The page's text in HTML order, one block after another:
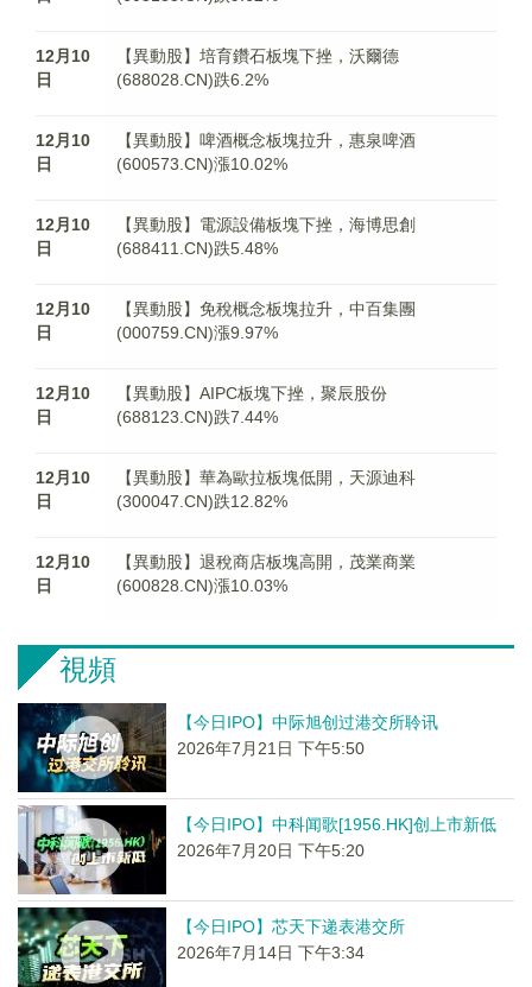
12月10
日
【異動股】培育鑽石板塊下挫，沃爾德
(688028.CN)跌6.2%
12月10
日
【異動股】啤酒概念板塊拉升，惠泉啤酒
(600573.CN)漲10.02%
12月10
日
【異動股】電源設備板塊下挫，海博思創
(688411.CN)跌5.48%
12月10
日
【異動股】免稅概念板塊拉升，中百集團
(000759.CN)漲9.97%
12月10
日
【異動股】AIPC板塊下挫，聚辰股份
(688123.CN)跌7.44%
12月10
日
【異動股】華為歐拉板塊低開，天源迪科
(300047.CN)跌12.82%
12月10
日
【異動股】退稅商店板塊高開，茂業商業
(600828.CN)漲10.03%
視頻
【今日IPO】中际旭创过港交所聆讯
2026年7月21日 下午5:50
【今日IPO】中科闻歌[1956.HK]创上市新低
2026年7月20日 下午5:20
【今日IPO】芯天下递表港交所
2026年7月14日 下午3:34